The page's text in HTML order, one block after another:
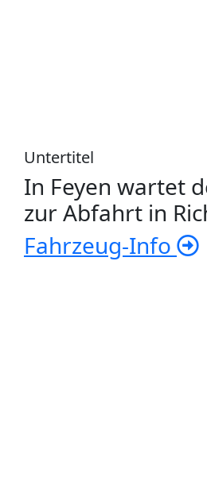
Untertitel
In Feyen wartet
zur Abfahrt in
Fahrzeug-Info